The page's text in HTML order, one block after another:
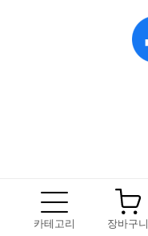
카테고리 장바구니